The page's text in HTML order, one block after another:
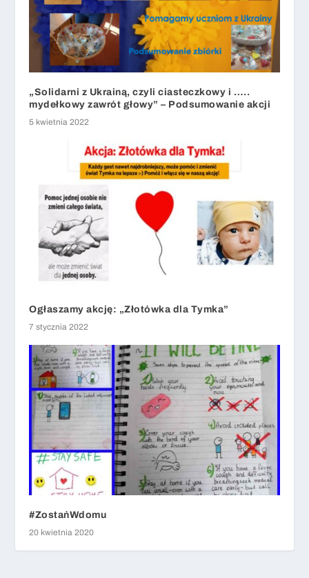
„Solidarni z Ukrainą, czyli ciasteczkowy i …..
mydełkowy zawrót głowy” – Podsumowanie akcji
5 kwietnia 2022
Ogłaszamy akcję: „Złotówka dla Tymka”
7 stycznia 2022
#ZostańWdomu
20 kwietnia 2020